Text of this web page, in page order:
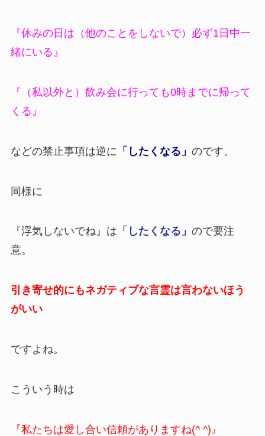
『休みの日は（他のことをしないで）必ず1日中一
緒にいる』
『（私以外と）飲み会に行っても0時までに帰って
くる』
などの禁止事項は逆に 「したくなる」 のです。
同様に
『浮気しないでね』は 「したくなる」 ので要注
意。
引き寄せ的にもネガティブな言霊は言わないほう
がいい
ですよね。
こういう時は
『私たちは愛し合い信頼がありますね(^ ^)』